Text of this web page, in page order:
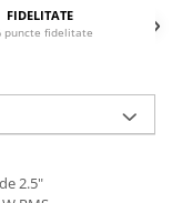
FIDELITATE
puncte fidelitate
2.5"